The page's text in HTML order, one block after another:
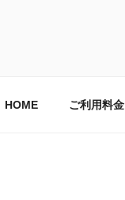
HOME ご利用料金